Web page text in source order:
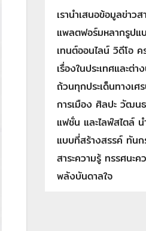
เรานำเสนอข้อมูลข่าวส
แพลตฟอร์มหลากรูป
เทนต์ออนไลน์ วิดีโอ
เรื่องในประเทศและต่า
ถ้วนทุกประเด็นทางเ
การเมือง ศิลปะ วัฒน
แฟชั่น และไลฟ์สไตล์
แบบที่สร้างสรรค์ ทันก
สาระความรู้ ทรรศนะค
พลังบันดาลใจ